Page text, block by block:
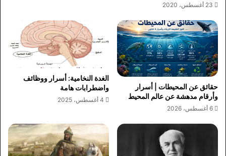
23 أغسطس، 2020
حقائق عن المحيطات | أسرار
وأرقام مدهشة عن عالم المحيط
6 أغسطس، 2026
الغدة النخامية: أسرار ووظائف
واضطرابات هامة
4 أغسطس، 2025